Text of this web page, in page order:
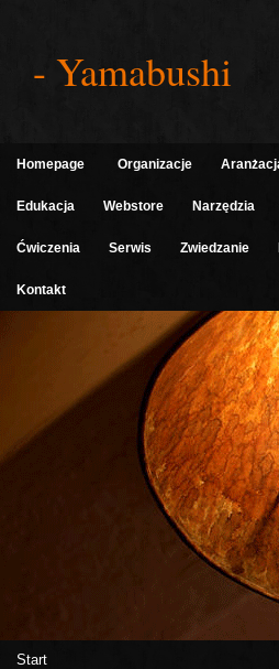
- Yamabushi
Homepage Organizacje
Edukacja Webstore Narzędzia
Ćwiczenia Serwis Zwiedzanie
Kontakt
Start